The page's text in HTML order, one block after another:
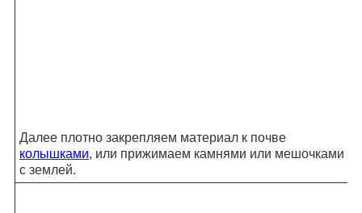
Далее плотно закрепляем материал к почве
колышками, или прижимаем камнями или мешочками
с землей.